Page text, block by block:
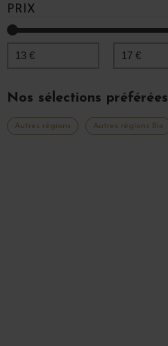
PRIX
13 € 17€
Nos sélections préférées
Autres régions Autres régions Bio